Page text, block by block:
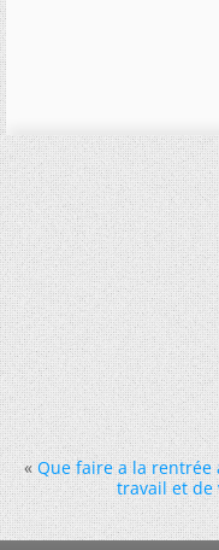
« Que faire a la rentrée
travail et de